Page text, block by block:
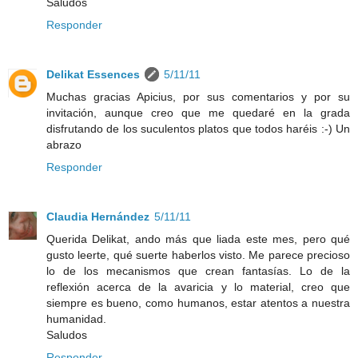
Responder
Delikat Essences
5/11/11
Muchas gracias Apicius, por sus comentarios y por su
invitación, aunque creo que me quedaré en la grada
disfrutando de los suculentos platos que todos haréis :-) Un
abrazo
Responder
Claudia Hernández 5/11/11
Querida Delikat, ando más que liada este mes, pero qué
gusto leerte, qué suerte haberlos visto. Me parece precioso
lo de los mecanismos que crean fantasías. Lo de la
reflexión acerca de la avaricia y lo material, creo que
siempre es bueno, como humanos, estar atentos a nuestra
humanidad.
Saludos